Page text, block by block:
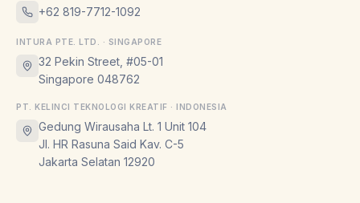
+62 819-7712-1092
INTURA PTE. LTD. · SINGAPORE
32 Pekin Street, #05-01
Singapore 048762
PT. KELINCI TEKNOLOGI KREATIF · INDONESIA
Gedung Wirausaha Lt. 1 Unit 104
Jl. HR Rasuna Said Kav. C-5
Jakarta Selatan 12920